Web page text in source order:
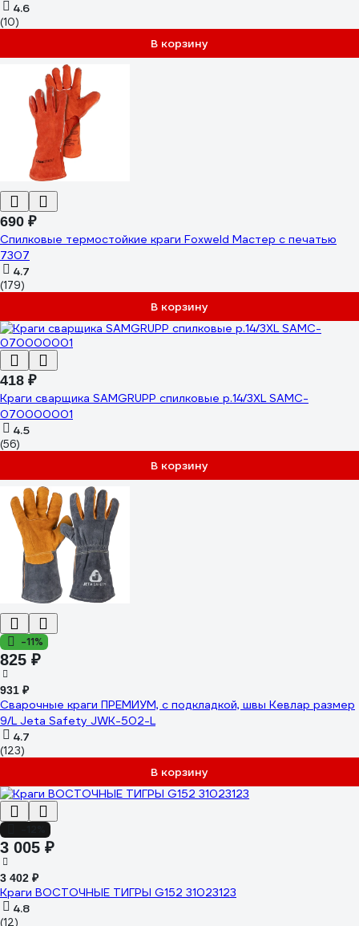
4.6
(10)
В корзину
690 ₽
Спилковые термостойкие краги Foxweld Мастер с печатью
7307
4.7
(179)
В корзину
418 ₽
Краги сварщика SAMGRUPP спилковые р.14/3XL SAMC-
070000001
4.5
(56)
В корзину
-11%
825 ₽
931 ₽
Сварочные краги ПРЕМИУМ, с подкладкой, швы Кевлар размер
9/L Jeta Safety JWK-502-L
4.7
(123)
В корзину
3 005 ₽
3 402 ₽
Краги ВОСТОЧНЫЕ ТИГРЫ G152 31023123
4.8
(12)